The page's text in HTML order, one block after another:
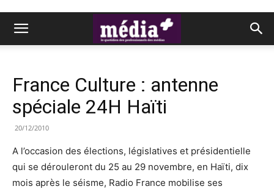
France Culture : antenne
spéciale 24H Haïti
20/12/2010
A l’occasion des élections, législatives et présidentielle
qui se dérouleront du 25 au 29 novembre, en Haïti, dix
mois après le séisme, Radio France mobilise ses